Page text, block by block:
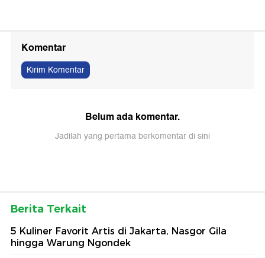
Komentar
Kirim Komentar
Belum ada komentar.
Jadilah yang pertama berkomentar di sini
Berita Terkait
5 Kuliner Favorit Artis di Jakarta, Nasgor Gila
hingga Warung Ngondek